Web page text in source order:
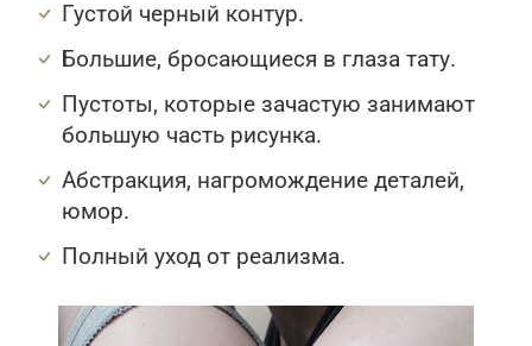
Густой черный контур.
Большие, бросающиеся в глаза тату.
Пустоты, которые зачастую занимают
большую часть рисунка.
Абстракция, нагромождение деталей,
юмор.
Полный уход от реализма.